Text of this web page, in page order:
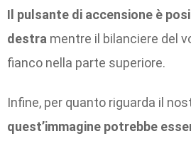
Il pulsante di accensione è
destra mentre il bilanciere del
fianco nella parte superiore.
Infine, per quanto riguarda il
quest’immagine potrebbe